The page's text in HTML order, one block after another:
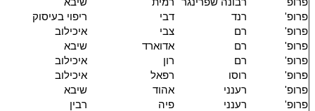
פרופ'
רנד דבי
ריפוי בעיסוק
פרופ'
רם צבי
איכילוב
פרופ'
רם אדוארד
שיבא
פרופ'
רם רון
איכילוב
פרופ'
רוסו רפאל
איכילוב
פרופ'
רענני אהוד
שיבא
פרופ'
רענני פיה
רבין